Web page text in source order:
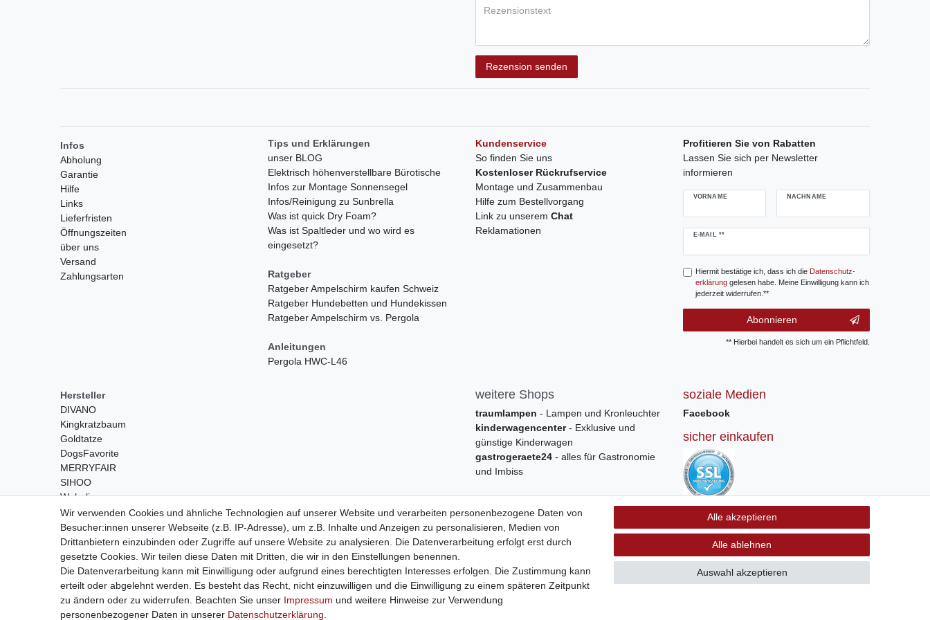
Rezension senden
Infos
Abholung
Garantie
Hilfe
Links
Lieferfristen
Öffnungszeiten
über uns
Versand
Zahlungsarten
Tips und Erklärungen
unser BLOG
Elektrisch höhenverstellbare Bürotische
Infos zur Montage Sonnensegel
Infos/Reinigung zu Sunbrella
Was ist quick Dry Foam?
Was ist Spaltleder und wo wird es
eingesetzt?
Ratgeber
Ratgeber Ampelschirm kaufen Schweiz
Ratgeber Hundebetten und Hundekissen
Ratgeber Ampelschirm vs. Pergola
Anleitungen
Pergola HWC-L46
Kundenservice
So finden Sie uns
Kostenloser Rückrufservice
Montage und Zusammenbau
Hilfe zum Bestellvorgang
Link zu unserem Chat
Reklamationen
Profitieren Sie von Rabatten
Lassen Sie sich per Newsletter
informieren
VORNAME NACHNAME
E-MAIL **
Newsletter
Hiermit bestätige ich, dass ich die Daten­schutz­
erklärunggelesen habe. Meine Einwilligung kann ich
jederzeit widerrufen.**
Abonnieren
** Hierbei handelt es sich um ein Pflichtfeld.
Hersteller
DIVANO
Kingkratzbaum
Goldtatze
DogsFavorite
MERRYFAIR
SIHOO
Wohnling
weitere Shops
traumlampen - Lampen und Kronleuchter
kinderwagencenter- Exklusive und
günstige Kinderwagen
gastrogeraete24 - alles für Gastronomie
und Imbiss
soziale Medien
Facebook
sicher einkaufen
Sichere Bestellung und Zahlung via SSL
Verschlüsselung
Wir verwenden Cookies und ähnliche Technologien auf unserer Website und verarbeiten personenbezogene Daten von
Besucher:innen unserer Webseite (z.B. IP-Adresse), um z.B. Inhalte und Anzeigen zu personalisieren, Medien von
Drittanbietern einzubinden oder Zugriffe auf unsere Website zu analysieren. Die Datenverarbeitung erfolgt erst durch
gesetzte Cookies. Wir teilen diese Daten mit Dritten, die wir in den Einstellungen benennen.
Die Datenverarbeitung kann mit Einwilligung oder aufgrund eines berechtigten Interesses erfolgen. Die Zustimmung kann
erteilt oder abgelehnt werden. Es besteht das Recht, nicht einzuwilligen und die Einwilligung zu einem späteren Zeitpunkt
zu ändern oder zu widerrufen. Beachten Sie unser Impressum und weitere Hinweise zur Verwendung
personenbezogener Daten in unserer Daten­schutz­erklärung
Alle akzeptieren
Alle ablehnen
Auswahl akzeptieren
Widerrufs­recht
Widerrufs­formular Impressum Daten­schutz­erklärung